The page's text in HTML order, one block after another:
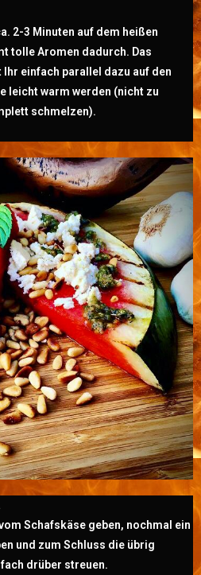
2-3 Minuten auf dem heißen
tolle Aromen dadurch. Das
einfach parallel dazu auf den
leicht warm werden (nicht zu
schmelzen).
Schafskäse geben, nochmal ein
und zum Schluss die übrig
drüber streuen.